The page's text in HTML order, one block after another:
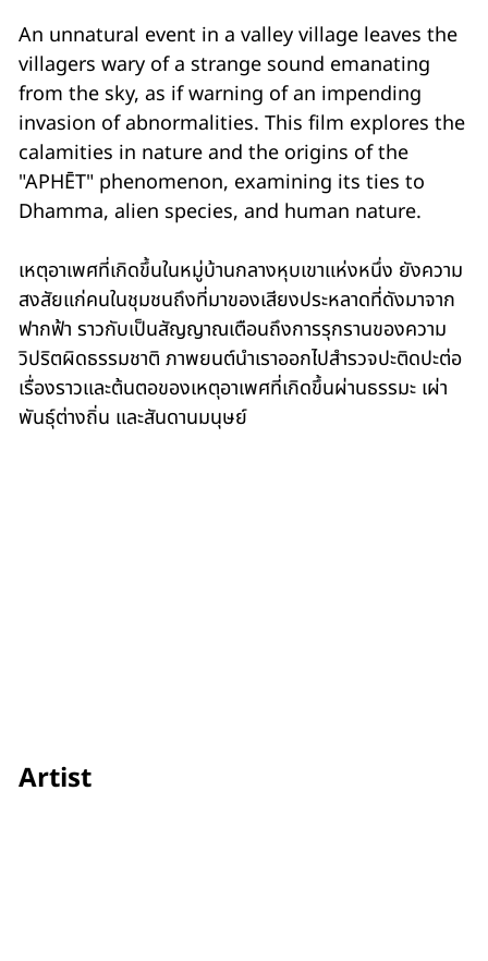
An unnatural event in a valley village leaves the
villagers wary of a strange sound emanating
from the sky, as if warning of an impending
invasion of abnormalities. This film explores the
calamities in nature and the origins of the
"APHĒT" phenomenon, examining its ties to
Dhamma, alien species, and human nature.
เหตุอาเพศที่เกิดขึ้นในหมู่บ้านกลางหุบเขาแห่งหนึ่ง ยังความ
สงสัยแก่คนในชุมชนถึงที่มาของเสียงประหลาดที่ดังมาจาก
ฟากฟ้า ราวกับเป็นสัญญาณเตือนถึงการรุกรานของความ
วิปริตผิดธรรมชาติ ภาพยนต์นำเราออกไปสำรวจปะติดปะต่อ
เรื่องราวและต้นตอของเหตุอาเพศที่เกิดขึ้นผ่านธรรมะ เผ่า
พันธุ์ต่างถิ่น และสันดานมนุษย์
Artist